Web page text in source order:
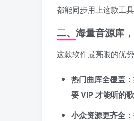
都能同步用上这款工具
二、海量音源库
这款软件最亮眼的优
热门曲库全覆盖
要 VIP 才能听的
小众资源更齐全